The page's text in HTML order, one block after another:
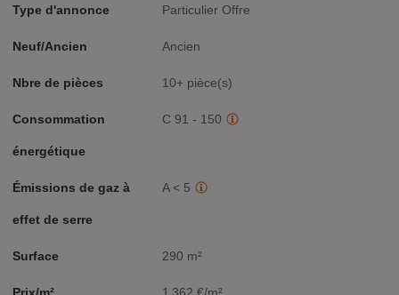
Type d'annonce Particulier Offre
Neuf/Ancien Ancien
Nbre de pièces 10+ pièce(s)
Consommation
énergétique
C 91 - 150
Émissions de gaz à
effet de serre
A < 5
Surface 290 m²